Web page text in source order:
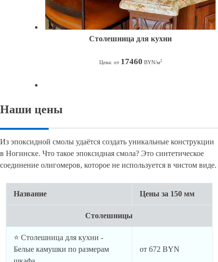
Столешница для кухни
Цена: от 17460 BYN/м2
Наши цены
Из эпоксидной смолы удаётся создать уникальные конструкции
в Ногинске. Что такое эпоксидная смола? Это синтетическое
соединение олигомеров, которое не используется в чистом виде.
Название Цены за 150 мм
Столешницы
⭐ Столешница для кухни -
Белые камушки по размерам
от 672 BYN